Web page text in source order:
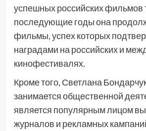
успешных российских фильмов
последующие годы она
фильмы, успех которых
наградами на российских и
кинофестивалях.
Кроме того, Светлана
занимается общественной
является популярным лицом
журналов и рекламных